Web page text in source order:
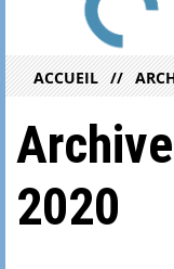
ACCUEIL
2020